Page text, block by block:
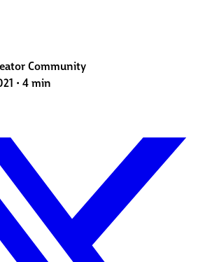
Community
• 4 min